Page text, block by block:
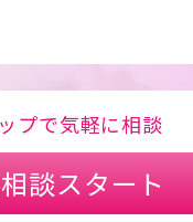
プで気軽に相談
談スタート